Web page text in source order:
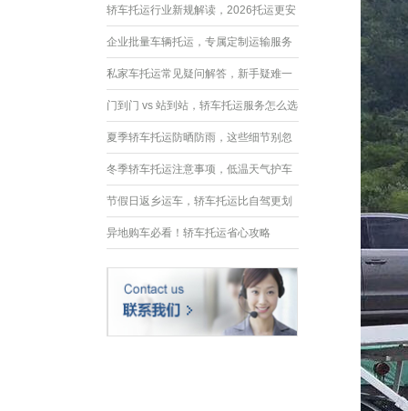
轿车托运行业新规解读，2026托运更安
全规范
企业批量车辆托运，专属定制运输服务
优势
私家车托运常见疑问解答，新手疑难一
次性解决
门到门 vs 站到站，轿车托运服务怎么选
夏季轿车托运防晒防雨，这些细节别忽
略
冬季轿车托运注意事项，低温天气护车
指南
节假日返乡运车，轿车托运比自驾更划
算
异地购车必看！轿车托运省心攻略